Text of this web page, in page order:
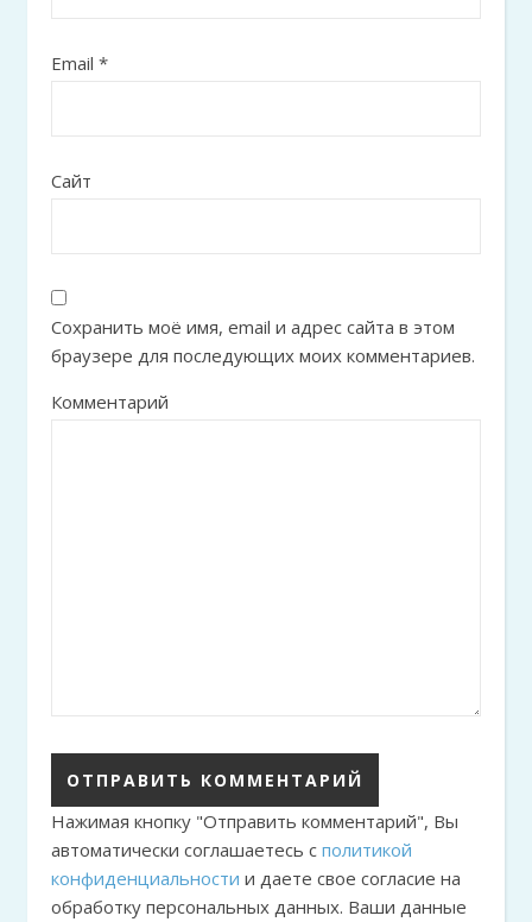
Email *
Сайт
Сохранить моё имя, email и адрес сайта в этом
браузере для последующих моих комментариев.
Комментарий
Нажимая кнопку "Отправить комментарий", Вы
автоматически соглашаетесь с политикой
конфиденциальности и даете свое согласие на
обработку персональных данных. Ваши данные